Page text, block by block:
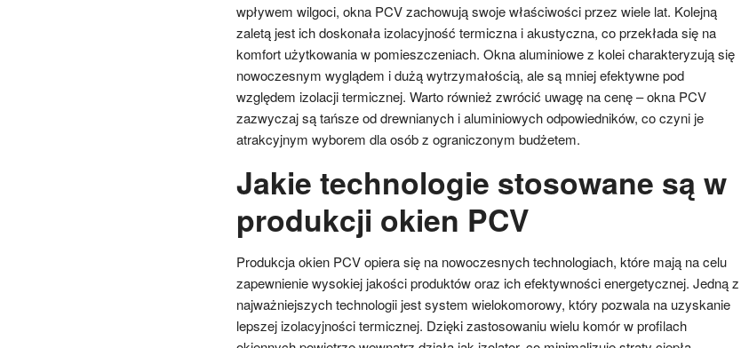
wpływem wilgoci, okna PCV zachowują swoje właściwości przez wiele lat. Kolejną
zaletą jest ich doskonała izolacyjność termiczna i akustyczna, co przekłada się na
komfort użytkowania w pomieszczeniach. Okna aluminiowe z kolei charakteryzują się
nowoczesnym wyglądem i dużą wytrzymałością, ale są mniej efektywne pod
względem izolacji termicznej. Warto również zwrócić uwagę na cenę – okna PCV
zazwyczaj są tańsze od drewnianych i aluminiowych odpowiedników, co czyni je
atrakcyjnym wyborem dla osób z ograniczonym budżetem.
Jakie technologie stosowane są w
produkcji okien PCV
Produkcja okien PCV opiera się na nowoczesnych technologiach, które mają na celu
zapewnienie wysokiej jakości produktów oraz ich efektywności energetycznej. Jedną z
najważniejszych technologii jest system wielokomorowy, który pozwala na uzyskanie
lepszej izolacyjności termicznej. Dzięki zastosowaniu wielu komór w profilach